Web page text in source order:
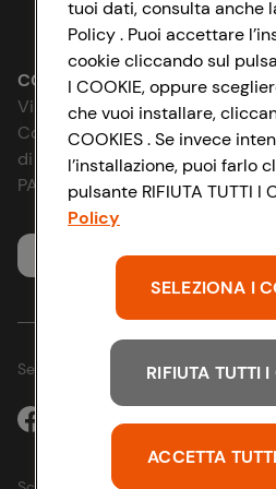
Impostazioni Cookie
Accessibilità
D&I e Parità di Genere
Strategia Fiscale
Lavora con noi
Le cooperative
News & Approfondimenti
Richiami prodotto
Whistleblowing
CONAD SOCIETÀ
Via Michelino, 59 | 40127
Codice Fiscale e Registro
di Bologna 00865960157
PARTITA IVA 03320960374
Servizio
Seguici sui Social:
tuoi dati, consulta anche
Policy . Puoi accettare
cookie cliccando sul
I COOKIE, oppure
che vuoi installare,
COOKIES . Se invece
l’installazione, puoi farlo
pulsante RIFIUTA TUTTI I
Policy
SELEZIONA I
RIFIUTA TUTTI